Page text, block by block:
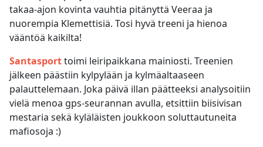
takaa-ajon kovinta vauhtia pitänyttä Veeraa ja
nuorempia Klemettisiä. Tosi hyvä treeni ja hienoa
vääntöä kaikilta!
Santasporttoimi leiripaikkana mainiosti. Treenien
jälkeen päästiin kylpylään ja kylmäaltaaseen
palauttelemaan. Joka päivä illan päätteeksi analysoitiin
vielä menoa gps-seurannan avulla, etsittiin biisivisan
mestaria sekä kyläläisten joukkoon soluttautuneita
mafiosoja :)